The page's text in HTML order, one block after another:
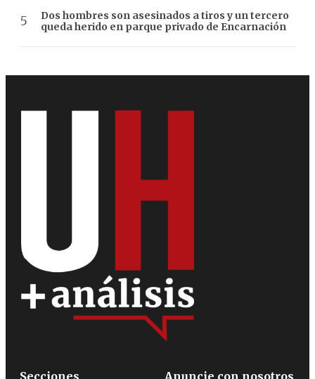
Dos hombres son asesinados a tiros y un tercero
queda herido en parque privado de Encarnación